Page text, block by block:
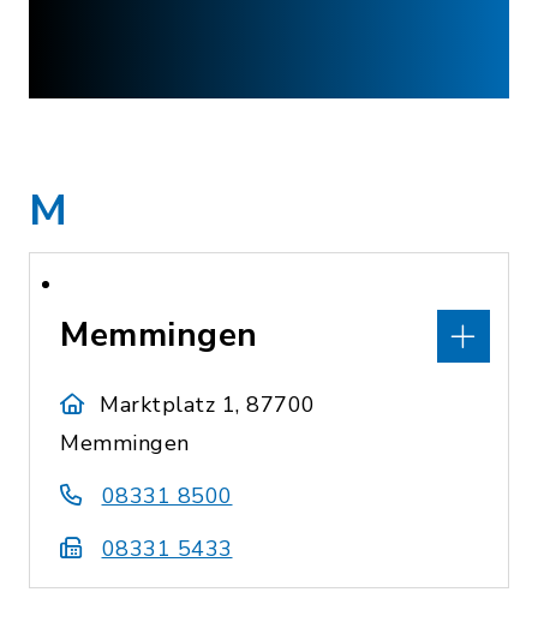
M
Memmingen
Marktplatz 1, 87700
Memmingen
08331 8500
08331 5433